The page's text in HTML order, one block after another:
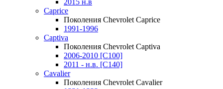
2015 н.в
Caprice
Поколения Chevrolet Caprice
1991-1996
Captiva
Поколения Chevrolet Captiva
2006-2010 [C100]
2011 - н.в. [C140]
Cavalier
Поколения Chevrolet Cavalier